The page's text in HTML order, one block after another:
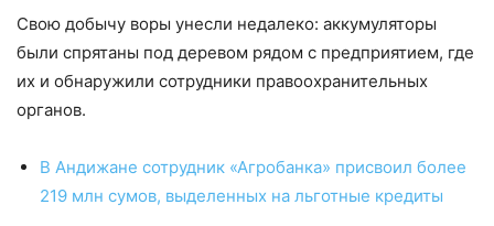
Свою добычу воры унесли недалеко: аккумуляторы
были спрятаны под деревом рядом с предприятием, где
их и обнаружили сотрудники правоохранительных
органов.
В Андижане сотрудник «Агробанка» присвоил более
219 млн сумов, выделенных на льготные кредиты